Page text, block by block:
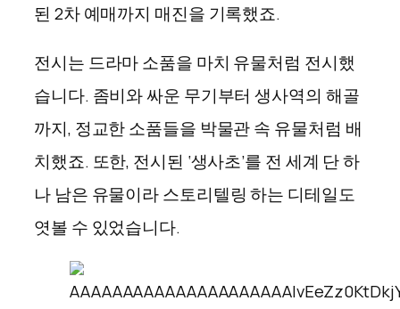
된 2차 예매까지 매진을 기록했죠.
전시는 드라마 소품을 마치 유물처럼 전시했
습니다. 좀비와 싸운 무기부터 생사역의 해골
까지, 정교한 소품들을 박물관 속 유물처럼 배
치했죠. 또한, 전시된 ‘생사초’를 전 세계 단 하
나 남은 유물이라 스토리텔링 하는 디테일도
엿볼 수 있었습니다.